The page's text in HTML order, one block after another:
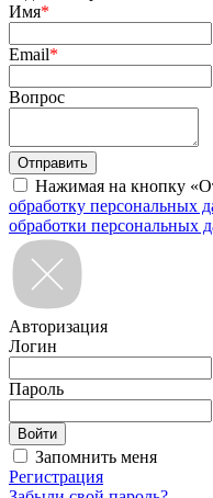
Имя*
Email*
Вопрос
Нажимая на кнопку
обработку персональных
обработки персональных
Авторизация
Логин
Пароль
Запомнить меня
Регистрация